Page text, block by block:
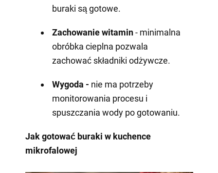
buraki są gotowe.
Zachowanie witamin- minimalna
obróbka cieplna pozwala
zachować składniki odżywcze.
Wygoda - nie ma potrzeby
monitorowania procesu i
spuszczania wody po gotowaniu.
Jak gotować buraki w kuchence
mikrofalowej